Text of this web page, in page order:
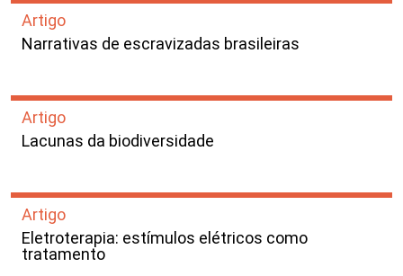
Artigo
Narrativas de escravizadas brasileiras
Artigo
Lacunas da biodiversidade
Artigo
Eletroterapia: estímulos elétricos como
tratamento